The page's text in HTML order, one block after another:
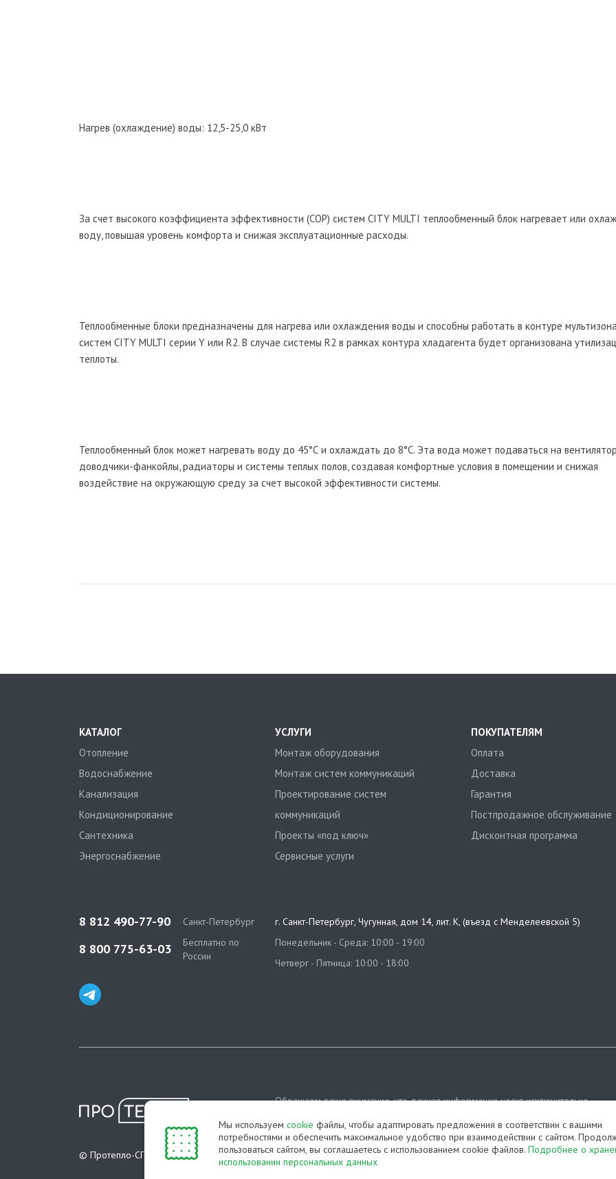
Нагрев (охлаждение) воды: 12,5-25,0 кВт
За счет высокого коэффициента эффективности (COP) систем CITY MULTI теплообменный блок нагревает или
воду, повышая уровень комфорта и снижая эксплуатационные расходы.
Теплообменные блоки предназначены для нагрева или охлаждения воды и способны работать в контуре
систем CITY MULTI серии Y или R2. В случае системы R2 в рамках контура хладагента будет организована
теплоты.
Теплообменный блок может нагревать воду до 45°С и охлаждать до 8°С. Эта вода может подаваться на
доводчики-фанкойлы, радиаторы и системы теплых полов, создавая комфортные условия в помещении и снижая
воздействие на окружающую среду за счет высокой эффективности системы.
Мы используем cookie файлы, чтобы адаптировать предложения в соответствии с вашими
потребностями и обеспечить максимальное удобство при взаимодействии с сайтом.
пользоваться сайтом, вы соглашаетесь с использованием cookie файлов. Подробнее о
использовании персональных данных
КАТАЛОГ
Отопление
Водоснабжение
Канализация
Кондиционирование
Сантехника
Энергоснабжение
УСЛУГИ
Монтаж оборудования
Монтаж систем коммуникаций
Проектирование систем
коммуникаций
Проекты «под ключ»
Сервисные услуги
ПОКУПАТЕЛЯМ
Оплата
Доставка
Гарантия
Постпродажное обслуживание
Дисконтная программа
8 812 490-77-90 Санкт-Петербург
8 800 775-63-03
Бесплатно по
России
г. Санкт-Петербург, Чугунная, дом 14, лит. К, (въезд с Менделеевской 5)
Понедельник - Среда: 10:00 - 19:00
Четверг - Пятница: 10:00 - 18:00
© Протепло-СПб, 2011-2026
Обращаем ваше внимание, что данная информация носит исключительно
определяемой положениями Статьи 437 (2) Гражданского кодекса РФ.
Политика конфиденциальности Карта сайта